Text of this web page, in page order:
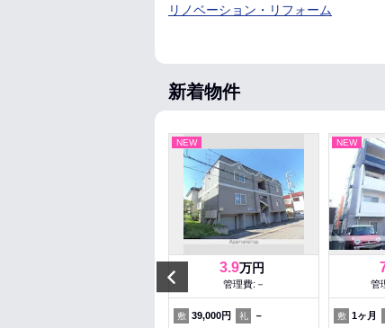
リノベーション・リフォーム
新着物件
Previous
NEW
3.9万円
管理費:－
敷 39,000円 礼
－
NEW
管
敷 1ヶ月